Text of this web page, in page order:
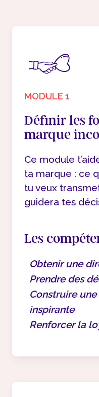
MODULE 1
Définir les
marque
Ce module
ta marque : ce
tu veux
guidera tes
Les
Obtenir une
Prendre des
Construire
inspirante
Renforcer la